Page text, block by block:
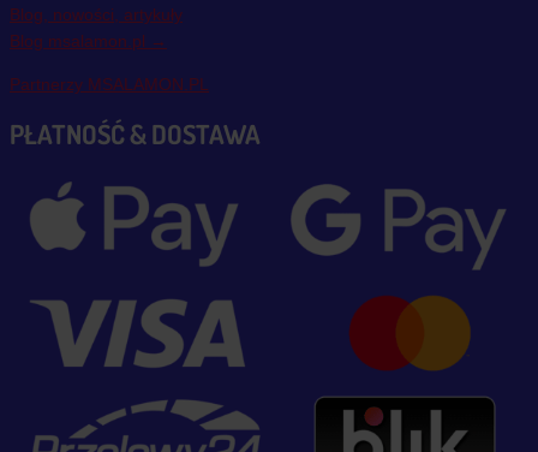
Blog, nowości, artykuły
Blog msalamon.pl →
Partnerzy MSALAMON.PL
PŁATNOŚĆ & DOSTAWA